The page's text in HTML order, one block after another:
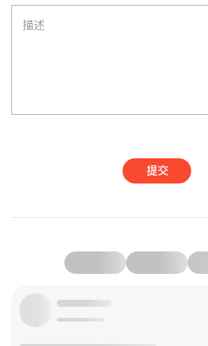
描述
提交